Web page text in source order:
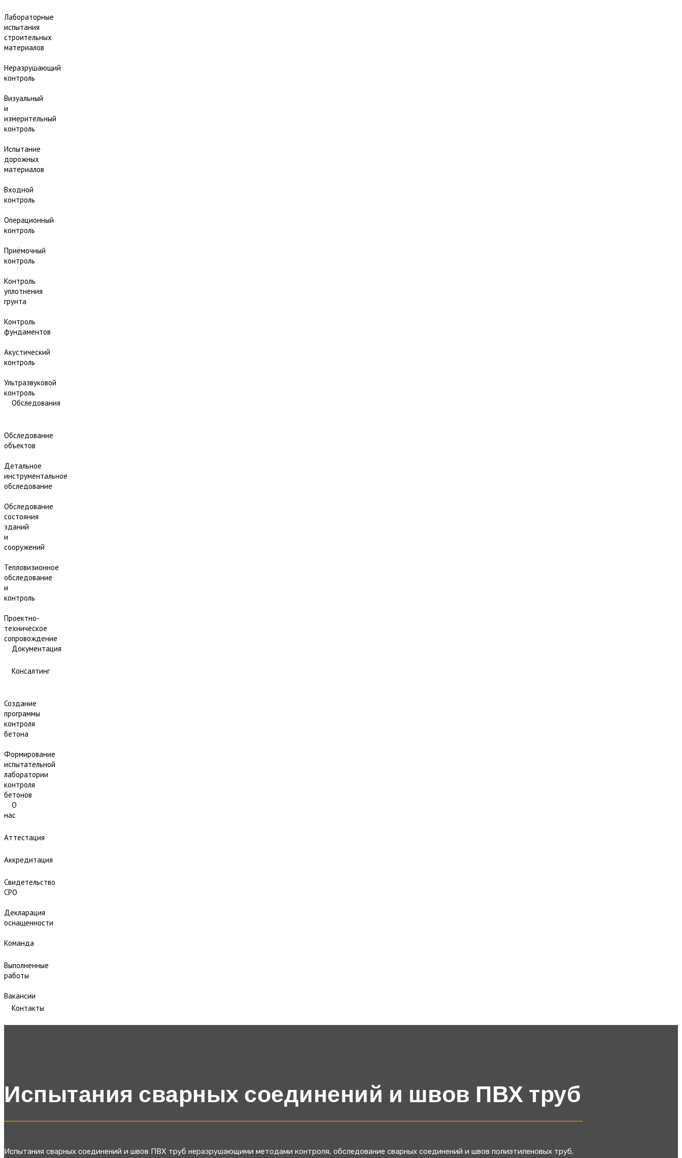
Лабораторные
испытания
строительных
материалов
Неразрушающий
контроль
Визуальный
и
измерительный
контроль
Испытание
дорожных
материалов
Входной
контроль
Операционный
контроль
Приёмочный
контроль
Контроль
уплотнения
грунта
Контроль
фундаментов
Акустический
контроль
Ультразвуковой
контроль
Обследования
Обследование
объектов
Детальное
инструментальное
обследование
Обследование
состояния
зданий
и
сооружений
Тепловизионное
обследование
и
контроль
Проектно-
техническое
сопровождение
Документация
Консалтинг
Создание
программы
контроля
бетона
Формирование
испытательной
лаборатории
контроля
бетонов
О
нас
Аттестация
Аккредитация
Свидетельство
СРО
Декларация
оснащенности
Команда
Выполненные
работы
Вакансии
Контакты
Испытания сварных соединений и швов ПВХ труб
Испытания сварных соединений и швов ПВХ труб неразрушающими методами контроля, обследование сварных соединений и швов полиэтиленовых труб.